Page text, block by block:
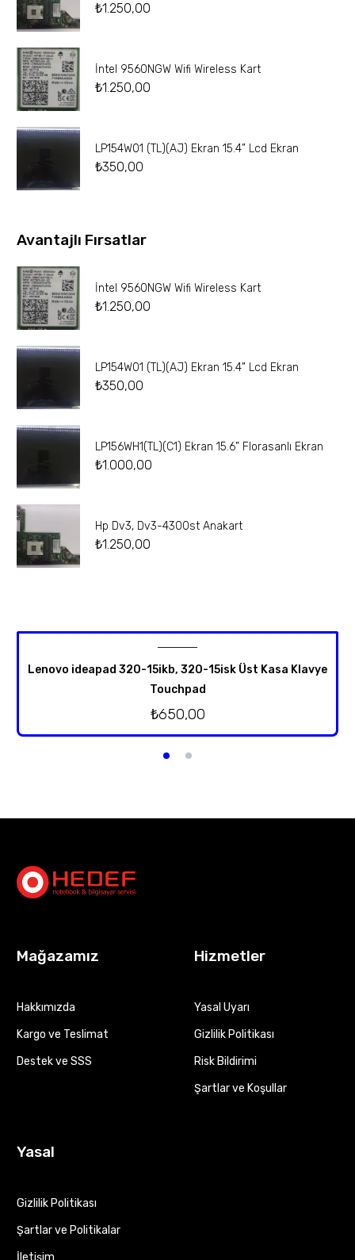
₺1.250,00
İntel 9560NGW Wifi Wireless Kart
₺1.250,00
LP154W01 (TL)(AJ) Ekran 15.4” Lcd Ekran
₺350,00
Avantajlı Fırsatlar
İntel 9560NGW Wifi Wireless Kart
₺1.250,00
LP154W01 (TL)(AJ) Ekran 15.4” Lcd Ekran
₺350,00
LP156WH1(TL)(C1) Ekran 15.6” Florasanlı Ekran
₺1.000,00
Hp Dv3, Dv3-4300st Anakart
₺1.250,00
Lenovo ideapad 320-15ikb, 320-15isk Üst Kasa Klavye
Touchpad
₺650,00
Mağazamız
Hakkımızda
Kargo ve Teslimat
Destek ve SSS
Hizmetler
Yasal Uyarı
Gizlilik Politikası
Risk Bildirimi
Şartlar ve Koşullar
Yasal
Gizlilik Politikası
Şartlar ve Politikalar
İletişim